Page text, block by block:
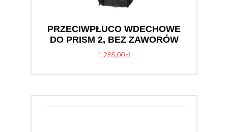
PRZECIWPŁUCO WDECHOWE
DO PRISM 2, BEZ ZAWORÓW
1.285,00zł